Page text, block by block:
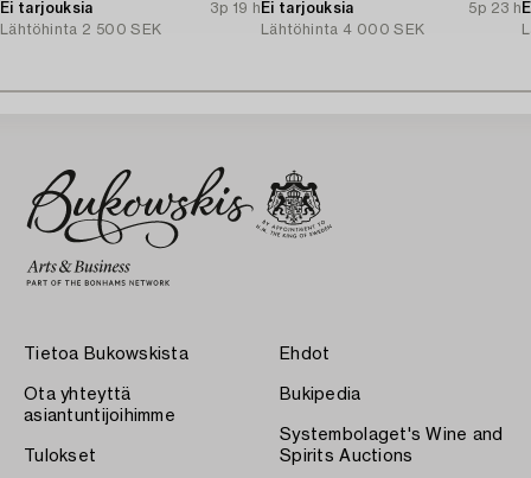
Ei tarjouksia
3p 19 h
Lähtöhinta 2 500 SEK
Ei tarjouksia
5p 23 h
Lähtöhinta 4 000 SEK
Tietoa Bukowskista
Ota yhteyttä
asiantuntijoihimme
Tulokset
Ehdot
Bukipedia
Systembolaget's Wine and
Spirits Auctions